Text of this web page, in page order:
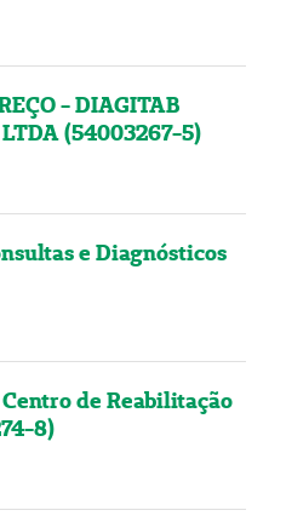
- DIAGITAB
(54003267-5)
e Diagnósticos
de Reabilitação
8)